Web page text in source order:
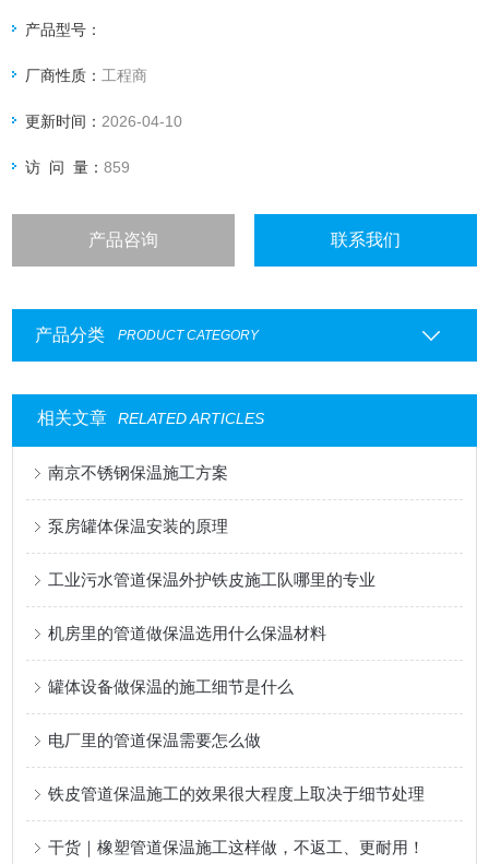
产品型号：
厂商性质： 工程商
更新时间： 2026-04-10
访 问 量：859
产品咨询 联系我们
产品分类 PRODUCT CATEGORY
相关文章 RELATED ARTICLES
南京不锈钢保温施工方案
泵房罐体保温安装的原理
工业污水管道保温外护铁皮施工队哪里的专业
机房里的管道做保温选用什么保温材料
罐体设备做保温的施工细节是什么
电厂里的管道保温需要怎么做
铁皮管道保温施工的效果很大程度上取决于细节处理
干货｜橡塑管道保温施工这样做，不返工、更耐用！